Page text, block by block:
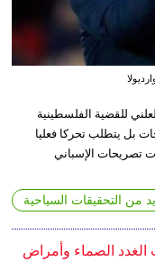
للقضية الفلسطينية
بل يتطلب تحركا فعليا
تصريحات الإسباني
من التحقيقات السياحية
الصماء وأمراض